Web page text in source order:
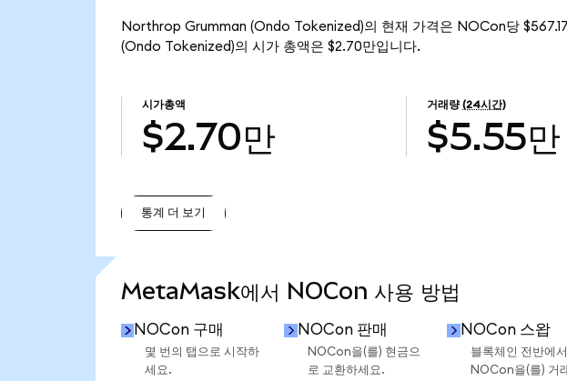
Northrop Grumman (Ondo Tokenized)의 현재 가격은 NOCon당
(Ondo Tokenized)의 시가 총액은 $2.70만입니다.
시가총액
$2.70만
거래량 (24시간)
$5.55만
통계 더 보기
MetaMask에서 NOCon 사용 방법
NOCon 구매
몇 번의 탭으로 시작하
세요.
NOCon 판매
NOCon을(를) 현금으
로 교환하세요.
NOCon 스왑
블록체인 전반에서
NOCon을(를) 거